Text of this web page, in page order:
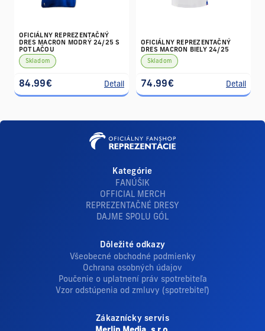
OFICIÁLNY REPREZENTAČNÝ
DRES MACRON MODRÝ 24/25 S
POTLAČOU
Skladom
84.99€ Detail
OFICIÁLNY REPREZENTAČNÝ
DRES MACRON BIELY 24/25
Skladom
74.99€ Detail
Kategórie
FANÚŠIK
OFFICIAL MERCH
REPREZENTAČNÉ DRESY
DAJME SPOLU GÓL
Dôležité odkazy
Všeobecné obchodné podmienky
Ochrana osobných údajov
Poučenie o uplatnení práv spotrebiteľa
Vzor odstúpenia od zmluvy (spotrebiteľ)
Zákaznícky servis